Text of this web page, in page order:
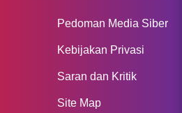
Pedoman Media Siber
Kebijakan Privasi
Saran dan Kritik
Site Map